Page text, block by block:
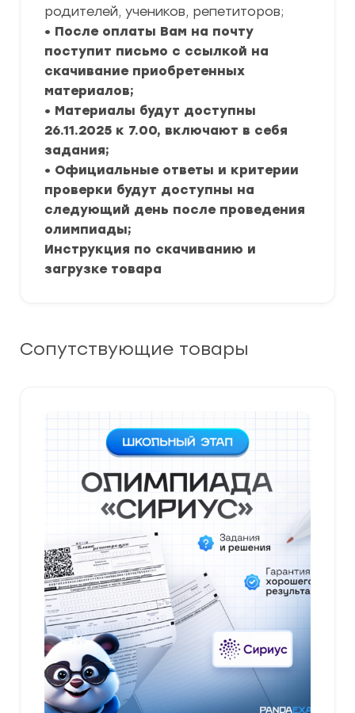
родителей, учеников, репетиторов;
• После оплаты Вам на почту
поступит письмо с ссылкой на
скачивание приобретенных
материалов;
• Материалы будут доступны
26.11.2025 к 7.00, включают в себя
задания;
• Официальные ответы и критерии
проверки будут доступны на
следующий день после проведения
олимпиады;
Инструкция по скачиванию и
загрузке товара
Сопутствующие товары